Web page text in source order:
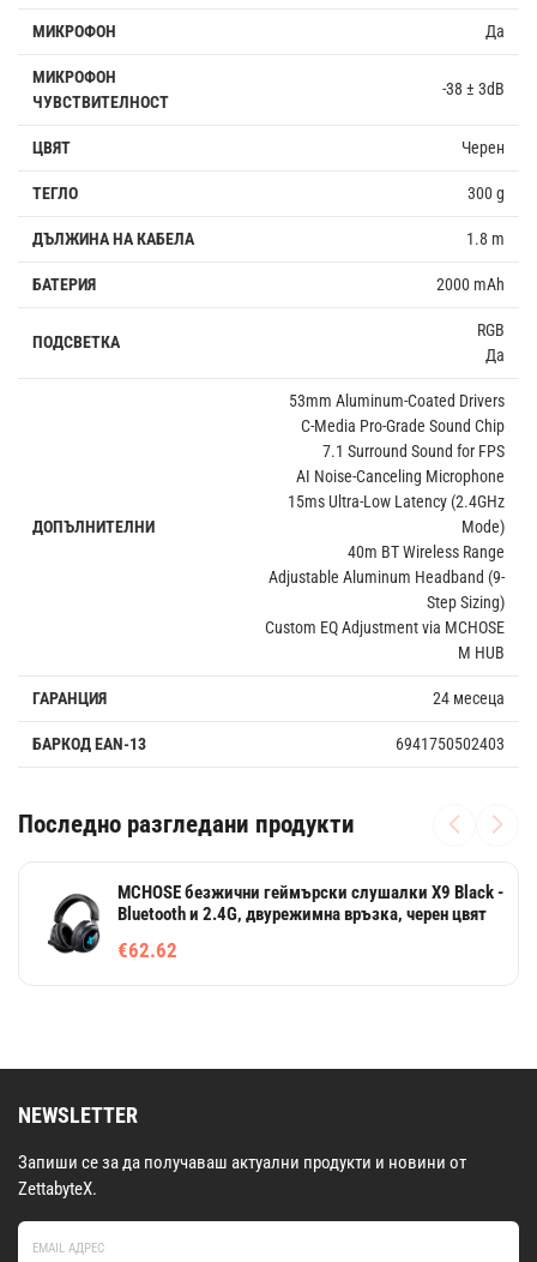
МИКРОФОН Да
МИКРОФОН
ЧУВСТВИТЕЛНОСТ
-38 ± 3dB
ЦВЯТ Черен
ТЕГЛО 300 g
ДЪЛЖИНА НА КАБЕЛА 1.8 m
БАТЕРИЯ 2000 mAh
ПОДСВЕТКА
RGB
Да
ДОПЪЛНИТЕЛНИ
53mm Aluminum-Coated Drivers
C-Media Pro-Grade Sound Chip
7.1 Surround Sound for FPS
AI Noise-Canceling Microphone
15ms Ultra-Low Latency (2.4GHz
Mode)
40m BT Wireless Range
Adjustable Aluminum Headband (9-
Step Sizing)
Custom EQ Adjustment via MCHOSE
M HUB
ГАРАНЦИЯ 24 месеца
БАРКОД EAN-13 6941750502403
Последно разгледани продукти
MCHOSE безжични геймърски слушалки X9 Black -
Bluetooth и 2.4G, двурежимна връзка, черен цвят
€62.62
NEWSLETTER
Запиши се за да получаваш актуални продукти и новини от
ZettabyteX.